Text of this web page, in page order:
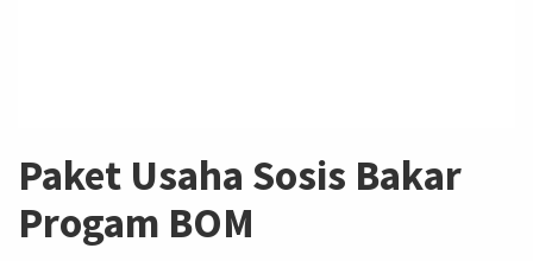
Paket Usaha Sosis Bakar
Progam BOM